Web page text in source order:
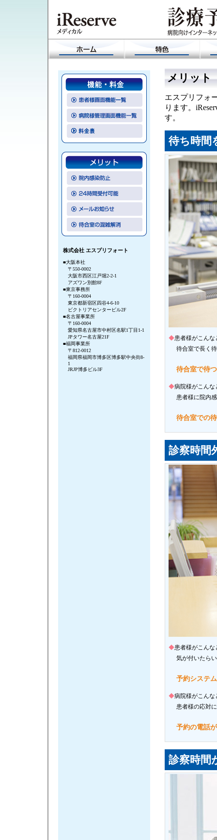
株式会社 エスプリフォート
■大阪本社
〒550-0002
大阪市西区江戸堀2-2-1
アズワン別館8F
■東京事務所
〒160-0004
東京都新宿区四谷4-6-10
ビクトリアセンタービル2F
■名古屋事業所
〒160-0004
愛知県名古屋市中村区名駅1丁目1-1
JPタワー名古屋21F
■福岡事業所
〒812-0012
福岡県福岡市博多区博多駅中央街8-
1
JRJP博多ビル3F
メリット
エスプリフォ
ります。
す。
待ち時間
◆患者様がこんな
待合室で長く
待合室で待
◆病院様がこんな
患者様に院内
待合室での
診察時間
◆患者様がこんな
気が付いたら
予約システ
◆病院様がこんな
患者様の応対
予約の電話
診察時間